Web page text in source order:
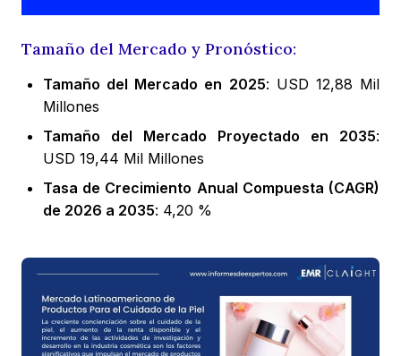
Tamaño del Mercado y Pronóstico:
Tamaño del Mercado en 2025: USD 12,88 Mil
Millones
Tamaño del Mercado Proyectado en 2035:
USD 19,44 Mil Millones
Tasa de Crecimiento Anual Compuesta (CAGR)
de 2026 a 2035: 4,20 %